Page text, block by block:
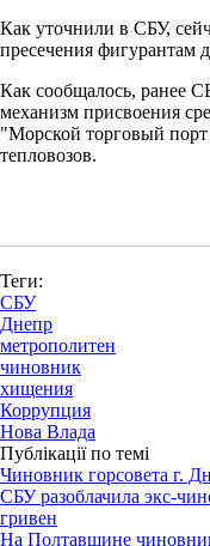
Как уточнили в СБУ,
пресечения фигурантам
Как сообщалось, ранее
механизм присвоения
"Морской торговый
тепловозов.
Теги:
СБУ
Днепр
метрополитен
чиновник
хищения
Коррупция
Нова Влада
Публікації по темі
Чиновник горсовета г.
СБУ разоблачила экс-
гривен
На Полтавщине